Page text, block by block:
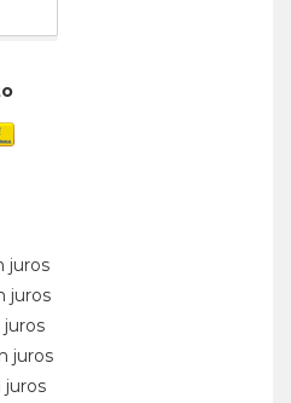
juros
juros
juros
juros